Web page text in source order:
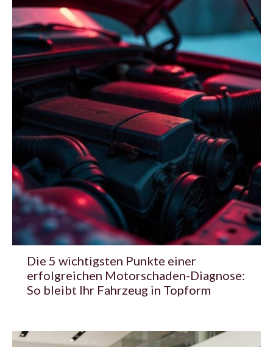
Die 5 wichtigsten Punkte einer
erfolgreichen Motorschaden-Diagnose:
So bleibt Ihr Fahrzeug in Topform